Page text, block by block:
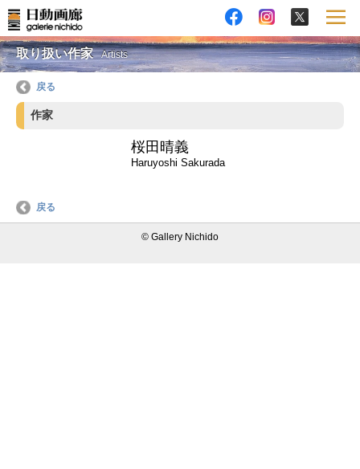
取り扱い作家 Artists
戻る
作家
桜田晴義
Haruyoshi Sakurada
戻る
© Gallery Nichido